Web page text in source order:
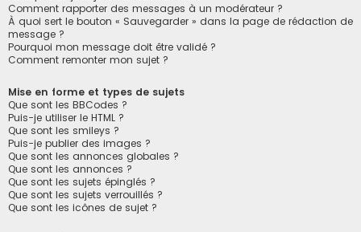
Comment rapporter des messages à un modérateur ?
À quoi sert le bouton « Sauvegarder » dans la page de rédaction de
message ?
Pourquoi mon message doit être validé ?
Comment remonter mon sujet ?
Mise en forme et types de sujets
Que sont les BBCodes ?
Puis-je utiliser le HTML ?
Que sont les smileys ?
Puis-je publier des images ?
Que sont les annonces globales ?
Que sont les annonces ?
Que sont les sujets épinglés ?
Que sont les sujets verrouillés ?
Que sont les icônes de sujet ?